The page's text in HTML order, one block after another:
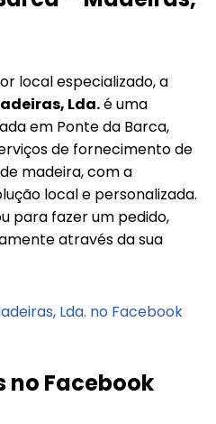
local especializado, a
Lda.é uma
em Ponte da Barca,
de fornecimento de
madeira, com a
local e personalizada.
para fazer um pedido,
através da sua
Lda. no Facebook
no Facebook